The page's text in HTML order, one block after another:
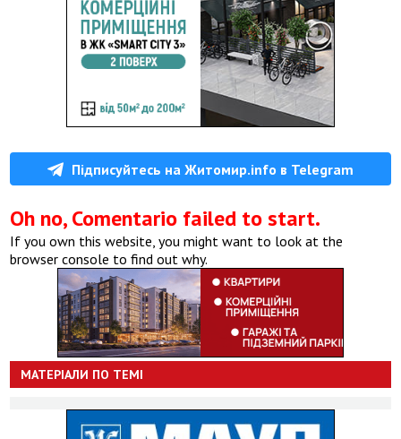
Підписуйтесь на Житомир.info в Telegram
Oh no, Comentario failed to start.
If you own this website, you might want to look at the
browser console to find out why.
МАТЕРІАЛИ ПО ТЕМІ